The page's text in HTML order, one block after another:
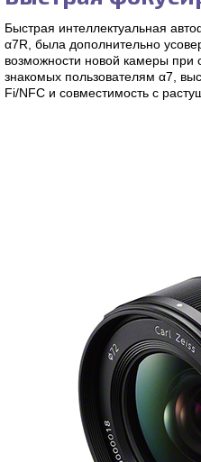
Быстрая интеллектуальная
α7R, была дополнительно
возможности новой камеры при
знакомых пользователям α7,
Fi/NFC и совместимость с